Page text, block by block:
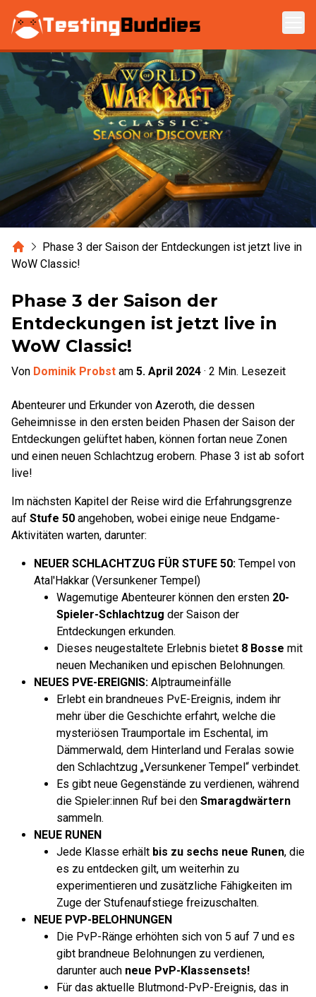
Zum Hauptinhalt springen
HomePhase 3 der Saison der Entdeckungen ist jetzt live in
WoW Classic!
Phase 3 der Saison der
Entdeckungen ist jetzt live in
WoW Classic!
Von Dominik Probst am 5. April 2024 · 2 Min. Lesezeit
Abenteurer und Erkunder von Azeroth, die dessen
Geheimnisse in den ersten beiden Phasen der Saison der
Entdeckungen gelüftet haben, können fortan neue Zonen
und einen neuen Schlachtzug erobern. Phase 3 ist ab sofort
live!
Im nächsten Kapitel der Reise wird die Erfahrungsgrenze
auf Stufe 50 angehoben, wobei einige neue Endgame-
Aktivitäten warten, darunter:
NEUER SCHLACHTZUG FÜR STUFE 50: Tempel von
Atal'Hakkar (Versunkener Tempel)
Wagemutige Abenteurer können den ersten 20-
Spieler-Schlachtzug der Saison der
Entdeckungen erkunden.
Dieses neugestaltete Erlebnis bietet 8 Bosse mit
neuen Mechaniken und epischen Belohnungen.
NEUES PVE-EREIGNIS: Alptraumeinfälle
Erlebt ein brandneues PvE-Ereignis, indem ihr
mehr über die Geschichte erfahrt, welche die
mysteriösen Traumportale im Eschental, im
Dämmerwald, dem Hinterland und Feralas sowie
den Schlachtzug „Versunkener Tempel“ verbindet.
Es gibt neue Gegenstände zu verdienen, während
die Spieler:innen Ruf bei den Smaragdwärtern
sammeln.
NEUE RUNEN
Jede Klasse erhält bis zu sechs neue Runen, die
es zu entdecken gilt, um weiterhin zu
experimentieren und zusätzliche Fähigkeiten im
Zuge der Stufenaufstiege freizuschalten.
NEUE PVP-BELOHNUNGEN
Die PvP-Ränge erhöhten sich von 5 auf 7 und es
gibt brandneue Belohnungen zu verdienen,
darunter auch neue PvP-Klassensets!
Für das aktuelle Blutmond-PvP-Ereignis, das in